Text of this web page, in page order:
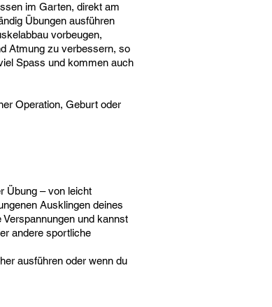
im Garten, direkt am
Übungen ausführen
vorbeugen,
Atmung zu verbessern, so
Spass und kommen auch
Operation, Geburt oder
Übung – von leicht
Ausklingen deines
und kannst
andere sportliche
ausführen oder wenn du